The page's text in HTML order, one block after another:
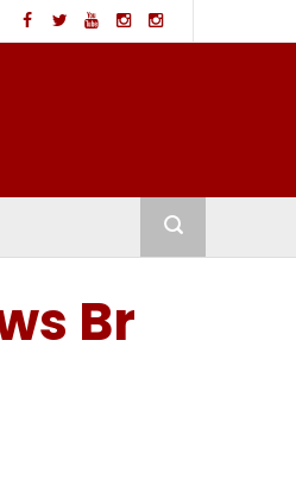
Br